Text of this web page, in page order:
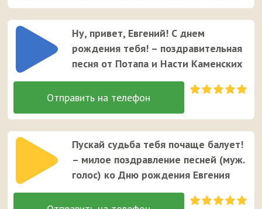
удивить и порадовать вашего друга или знакомого с
именем Евгений в день его рождения.
Ну, привет, Евгений! С днем
рождения тебя! – поздравительная
песня от Потапа и Насти Каменских
Пускай судьба тебя почаще балует!
– милое поздравление песней (муж.
голос) ко Дню рождения Евгения